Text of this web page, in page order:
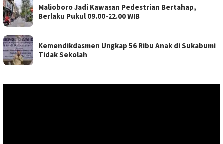
Malioboro Jadi Kawasan Pedestrian Bertahap,
Berlaku Pukul 09.00-22.00 WIB
Kemendikdasmen Ungkap 56 Ribu Anak di Sukabumi
Tidak Sekolah